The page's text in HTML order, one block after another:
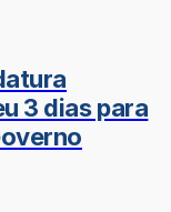
3 dias para